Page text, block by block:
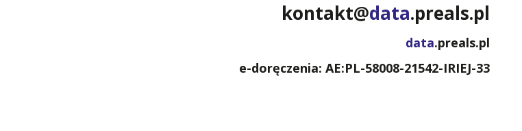
kontakt@data.preals.pl
data.preals.pl
e-doręczenia: AE:PL-58008-21542-IRIEJ-33